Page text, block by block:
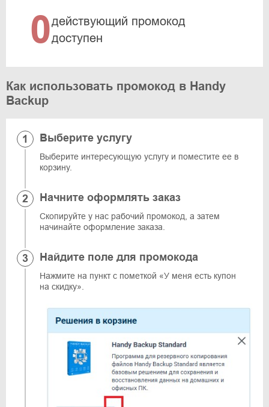
0действующий промокод
доступен
Как использовать промокод в Handy
Backup
Выберите услугу
Выберите интересующую услугу и поместите ее в
корзину.
Начните оформлять заказ
Скопируйте у нас рабочий промокод, а затем
начинайте оформление заказа.
Найдите поле для промокода
Нажмите на пункт с пометкой «У меня есть купон
на скидку».